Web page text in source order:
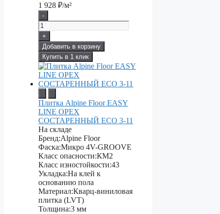
1 928 ₽/м²
-
+
Добавить в корзину
Купить в 1 клик
Плитка Alpine Floor EASY
LINE ОРЕХ
СОСТАРЕННЫЙ ECO 3-11
На складе
Бренд:Alpine Floor
Фаска:Микро 4V-GROOVE
Класс опасности:КМ2
Класс изностойкости:43
Укладка:На клей к
основанию пола
Материал:Кварц-виниловая
плитка (LVT)
Толщина:3 мм